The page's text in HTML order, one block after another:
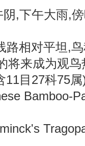
,下午大雨,
相对平坦,
将来成为观鸟
11目27科75
Bamboo-